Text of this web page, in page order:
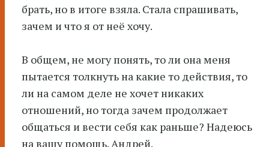
брать, но в итоге взяла. Стала спрашивать,
зачем и что я от неё хочу.
В общем, не могу понять, то ли она меня
пытается толкнуть на какие то действия, то
ли на самом деле не хочет никаких
отношений, но тогда зачем продолжает
общаться и вести себя как раньше? Надеюсь
на вашу помощь. Андрей.